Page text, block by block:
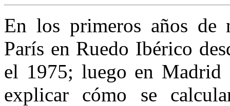
En los primeros años de
París en Ruedo Ibérico
el 1975; luego en Madrid
explicar cómo se